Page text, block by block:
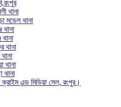
থানা
মডেল থানা
থানা
থানা
থানা
থানা
থানা
ক্রাইম এন্ড মিডিয়া সেল, রংপুর।